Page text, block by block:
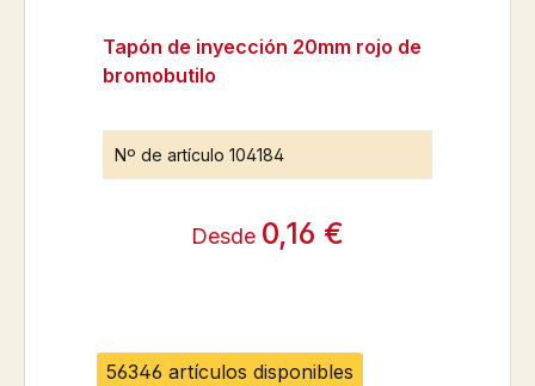
56346 artículos disponibles
Tapón de inyección 20mm rojo de
bromobutilo
Nº de artículo 104184
Desde 0,16 €